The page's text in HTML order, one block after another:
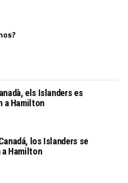
els Islanders es
a Hamilton
los Islanders se
Hamilton